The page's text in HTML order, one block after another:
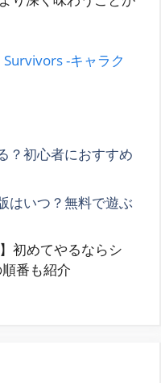
-キャラク
？初心者におすすめ
はいつ？無料で遊ぶ
初めてやるならシ
番も紹介